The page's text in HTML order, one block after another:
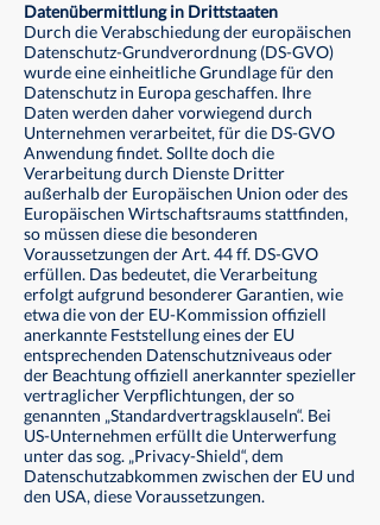
Datenübermittlung in Drittstaaten
Durch die Verabschiedung der europäischen
Datenschutz-Grundverordnung (DS-GVO)
wurde eine einheitliche Grundlage für den
Datenschutz in Europa geschaffen. Ihre
Daten werden daher vorwiegend durch
Unternehmen verarbeitet, für die DS-GVO
Anwendung findet. Sollte doch die
Verarbeitung durch Dienste Dritter
außerhalb der Europäischen Union oder des
Europäischen Wirtschaftsraums stattfinden,
so müssen diese die besonderen
Voraussetzungen der Art. 44 ff. DS-GVO
erfüllen. Das bedeutet, die Verarbeitung
erfolgt aufgrund besonderer Garantien, wie
etwa die von der EU-Kommission offiziell
anerkannte Feststellung eines der EU
entsprechenden Datenschutzniveaus oder
der Beachtung offiziell anerkannter spezieller
vertraglicher Verpflichtungen, der so
genannten „Standardvertragsklauseln“. Bei
US-Unternehmen erfüllt die Unterwerfung
unter das sog. „Privacy-Shield“, dem
Datenschutzabkommen zwischen der EU und
den USA, diese Voraussetzungen.